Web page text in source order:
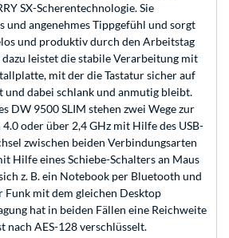
SX-Scherentechnologie. Sie
und angenehmes Tippgefühl und sorgt
und produktiv durch den Arbeitstag
leistet die stabile Verarbeitung mit
mit der die Tastatur sicher auf
und dabei schlank und anmutig bleibt.
DW 9500 SLIM stehen zwei Wege zur
oder über 2,4 GHz mit Hilfe des USB-
zwischen beiden Verbindungsarten
Hilfe eines Schiebe-Schalters an Maus
z. B. ein Notebook per Bluetooth und
Funk mit dem gleichen Desktop
hat in beiden Fällen eine Reichweite
nach AES-128 verschlüsselt.